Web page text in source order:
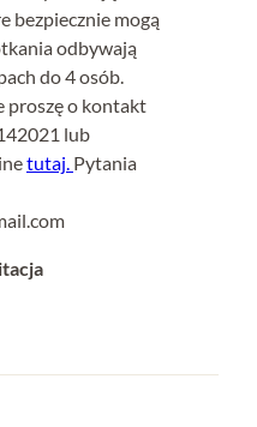
bezpiecznie mogą
odbywają
do 4 osób.
proszę o kontakt
lub
tutaj. Pytania